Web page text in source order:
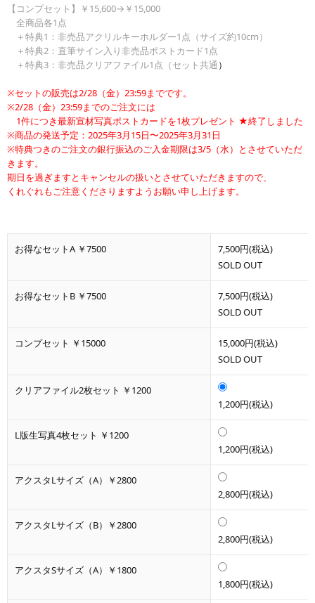
【コンプセット】￥15,600→￥15,000
全商品各1点
＋特典1：非売品アクリルキーホルダー1点（サイズ約10cm）
＋特典2：直筆サイン入り非売品ポストカード1点
＋特典3：非売品クリアファイル1点（セット共通 ）
※セットの販売は2/28（金）23:59までです。
※2/28（金）23:59までのご注文には
1件につき最新宣材写真ポストカードを1枚プレゼント ★終了しました
※商品の発送予定：2025年3月15日〜2025年3月31日
※特典つきのご注文の銀行振込のご入金期限は3/5（水）とさせていただ
きます。
期日を過ぎますとキャンセルの扱いとさせていただきますので、
くれぐれもご注意くださりますようお願い申し上げます。
お得なセットA ￥7500
7,500円(税込)
SOLD OUT
お得なセットB ￥7500
7,500円(税込)
SOLD OUT
コンプセット ￥15000
15,000円(税込)
SOLD OUT
クリアファイル2枚セット ￥1200
1,200円(税込)
L版生写真4枚セット ￥1200
1,200円(税込)
アクスタLサイズ（A）￥2800
2,800円(税込)
アクスタLサイズ（B）￥2800
2,800円(税込)
アクスタSサイズ（A）￥1800
1,800円(税込)